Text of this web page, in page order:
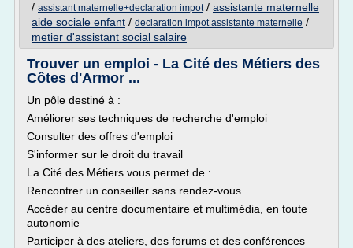
/ assistant maternelle+declaration impot/ assistante maternelle
aide sociale enfant / declaration impot assistante maternelle /
metier d'assistant social salaire
Trouver un emploi - La Cité des Métiers des
Côtes d'Armor ...
Un pôle destiné à :
Améliorer ses techniques de recherche d'emploi
Consulter des offres d'emploi
S'informer sur le droit du travail
La Cité des Métiers vous permet de :
Rencontrer un conseiller sans rendez-vous
Accéder au centre documentaire et multimédia, en toute
autonomie
Participer à des ateliers, des forums et des conférences